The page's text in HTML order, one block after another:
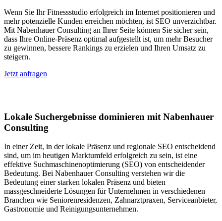
Wenn Sie Ihr Fitnessstudio erfolgreich im Internet positionieren und
mehr potenzielle Kunden erreichen möchten, ist SEO unverzichtbar.
Mit Nabenhauer Consulting an Ihrer Seite können Sie sicher sein,
dass Ihre Online-Präsenz optimal aufgestellt ist, um mehr Besucher
zu gewinnen, bessere Rankings zu erzielen und Ihren Umsatz zu
steigern.
Jetzt anfragen
Lokale Suchergebnisse dominieren mit Nabenhauer
Consulting
In einer Zeit, in der lokale Präsenz und regionale SEO entscheidend
sind, um im heutigen Marktumfeld erfolgreich zu sein, ist eine
effektive Suchmaschinenoptimierung (SEO) von entscheidender
Bedeutung. Bei Nabenhauer Consulting verstehen wir die
Bedeutung einer starken lokalen Präsenz und bieten
massgeschneiderte Lösungen für Unternehmen in verschiedenen
Branchen wie Seniorenresidenzen, Zahnarztpraxen, Serviceanbieter,
Gastronomie und Reinigungsunternehmen.